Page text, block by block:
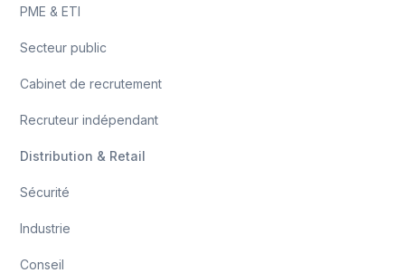
PME & ETI
Secteur public
Cabinet de recrutement
Recruteur indépendant
Distribution & Retail
Sécurité
Industrie
Conseil